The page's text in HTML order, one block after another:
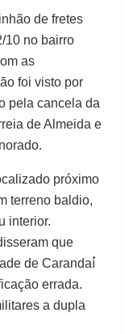
de fretes
10 no bairro
as
foi visto por
pela cancela da
de Almeida e
próximo
terreno baldio,
interior.
que
de Carandaí́
errada.
a dupla